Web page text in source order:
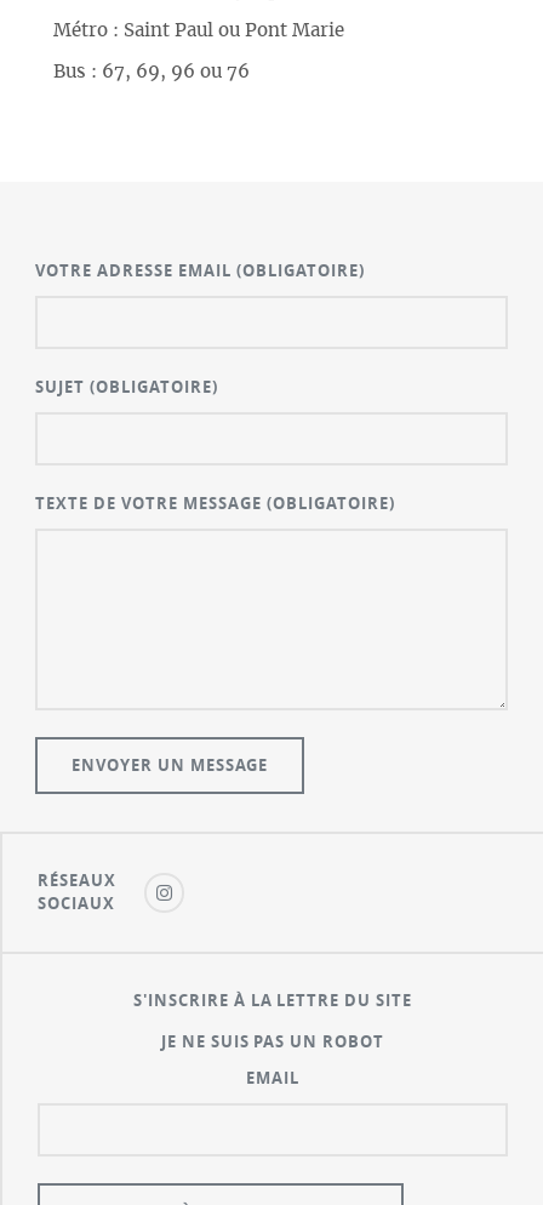
Métro : Saint Paul ou Pont Marie
Bus : 67, 69, 96 ou 76
VOTRE ADRESSE EMAIL(OBLIGATOIRE)
SUJET(OBLIGATOIRE)
TEXTE DE VOTRE MESSAGE(OBLIGATOIRE)
RÉSEAUX
SOCIAUX
S'INSCRIRE À LA LETTRE DU SITE
JE NE SUIS PAS UN ROBOT
EMAIL